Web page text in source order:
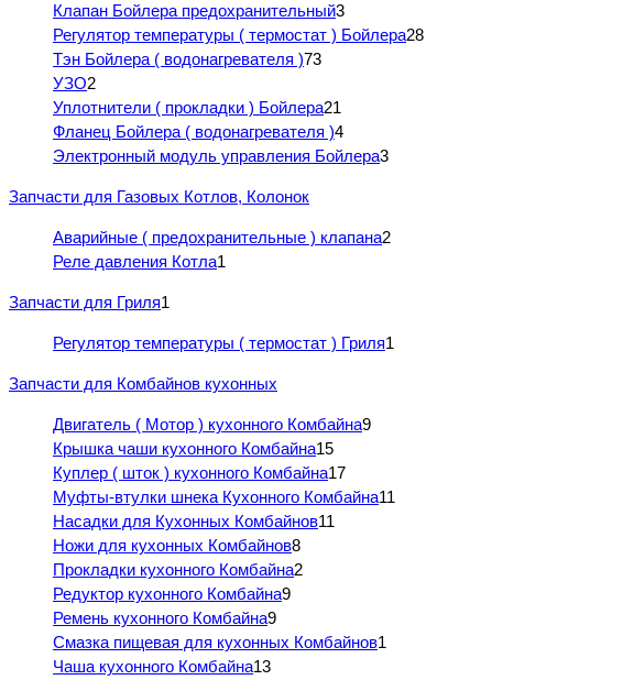
Клапан Бойлера предохранительный3
Регулятор температуры ( термостат ) Бойлера28
Тэн Бойлера ( водонагревателя )73
УЗО2
Уплотнители ( прокладки ) Бойлера21
Фланец Бойлера ( водонагревателя )4
Электронный модуль управления Бойлера3
Запчасти для Газовых Котлов, Колонок
Аварийные ( предохранительные ) клапана2
Реле давления Котла1
Запчасти для Гриля1
Регулятор температуры ( термостат ) Гриля1
Запчасти для Комбайнов кухонных
Двигатель ( Мотор ) кухонного Комбайна9
Крышка чаши кухонного Комбайна15
Куплер ( шток ) кухонного Комбайна17
Муфты-втулки шнека Кухонного Комбайна11
Насадки для Кухонных Комбайнов11
Ножи для кухонных Комбайнов8
Прокладки кухонного Комбайна2
Редуктор кухонного Комбайна9
Ремень кухонного Комбайна9
Смазка пищевая для кухонных Комбайнов1
Чаша кухонного Комбайна13